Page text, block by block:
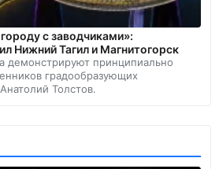
с заводчиками»:
Нижний Тагил и Магнитогорск
демонстрируют принципиально
градообразующих
Толстов.